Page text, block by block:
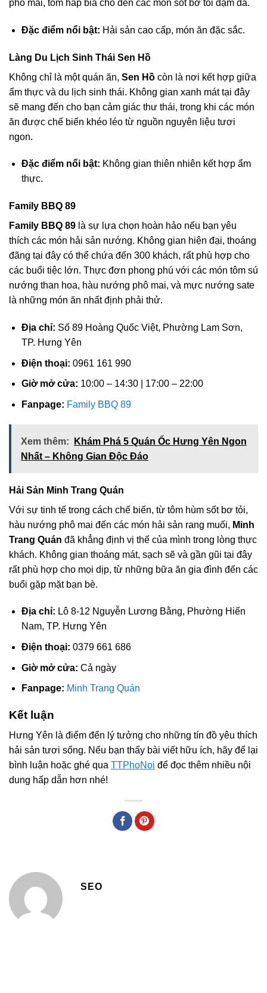
phô mai, tôm hấp bia cho đến các món sốt bơ tỏi đậm đà.
Đặc điểm nổi bật: Hải sản cao cấp, món ăn đặc sắc.
Làng Du Lịch Sinh Thái Sen Hồ
Không chỉ là một quán ăn, Sen Hồ còn là nơi kết hợp giữa
ẩm thực và du lịch sinh thái. Không gian xanh mát tại đây
sẽ mang đến cho bạn cảm giác thư thái, trong khi các món
ăn được chế biến khéo léo từ nguồn nguyên liệu tươi
ngon.
Đặc điểm nổi bật: Không gian thiên nhiên kết hợp ẩm
thực.
Family BBQ 89
Family BBQ 89 là sự lựa chọn hoàn hảo nếu bạn yêu
thích các món hải sản nướng. Không gian hiện đại, thoáng
đãng tại đây có thể chứa đến 300 khách, rất phù hợp cho
các buổi tiệc lớn. Thực đơn phong phú với các món tôm sú
nướng than hoa, hàu nướng phô mai, và mực nướng sate
là những món ăn nhất định phải thử.
Địa chỉ: Số 89 Hoàng Quốc Việt, Phường Lam Sơn,
TP. Hưng Yên
Điện thoại: 0961 161 990
Giờ mở cửa: 10:00 – 14:30 | 17:00 – 22:00
Fanpage: Family BBQ 89
Xem thêm:
Khám Phá 5 Quán Ốc Hưng Yên Ngon
Nhất – Không Gian Độc Đáo
Hải Sản Minh Trang Quán
Với sự tinh tế trong cách chế biến, từ tôm hùm sốt bơ tỏi,
hàu nướng phô mai đến các món hải sản rang muối, Minh
Trang Quán đã khẳng định vị thế của mình trong lòng thực
khách. Không gian thoáng mát, sạch sẽ và gần gũi tại đây
rất phù hợp cho mọi dịp, từ những bữa ăn gia đình đến các
buổi gặp mặt bạn bè.
Địa chỉ: Lô 8-12 Nguyễn Lương Bằng, Phường Hiến
Nam, TP. Hưng Yên
Điện thoại: 0379 661 686
Giờ mở cửa: Cả ngày
Fanpage: Minh Trang Quán
Kết luận
Hưng Yên là điểm đến lý tưởng cho những tín đồ yêu thích
hải sản tươi sống. Nếu bạn thấy bài viết hữu ích, hãy để lại
bình luận hoặc ghé qua TTPhoNoi để đọc thêm nhiều nội
dung hấp dẫn hơn nhé!
SEO